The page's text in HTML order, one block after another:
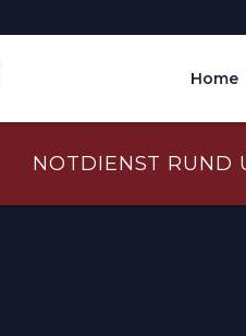
Home
NOTDIENST RUND